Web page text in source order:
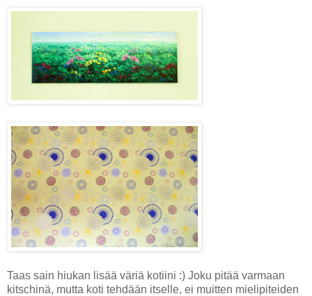
Taas sain hiukan lisää väriä kotiini :) Joku pitää varmaan
kitschinä, mutta koti tehdään itselle, ei muitten mielipiteiden